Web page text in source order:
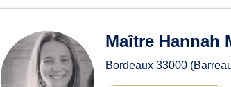
Maître Hannah
Bordeaux 33000